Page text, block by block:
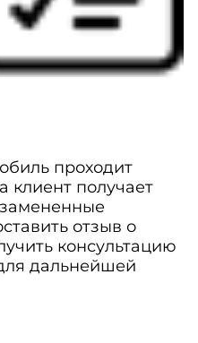
проходит
клиент получает
отзыв о
консультацию
дальнейшей